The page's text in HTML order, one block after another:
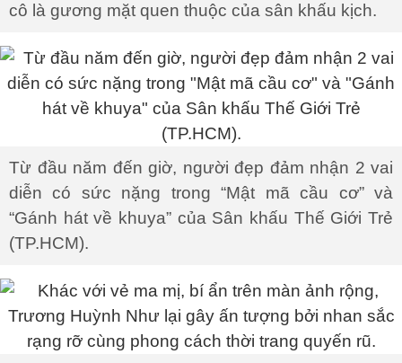
cô là gương mặt quen thuộc của sân khấu kịch.
Từ đầu năm đến giờ, người đẹp đảm nhận 2 vai
diễn có sức nặng trong “Mật mã cầu cơ” và
“Gánh hát về khuya” của Sân khấu Thế Giới Trẻ
(TP.HCM).